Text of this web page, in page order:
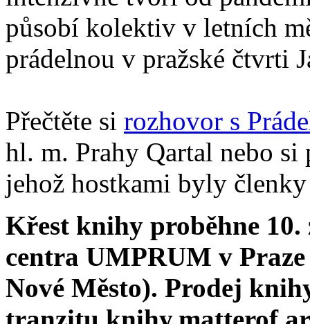
působí kolektiv v letních
prádelnou v pražské čtvrti
Přečtěte si rozhovor s
hl. m. Prahy Qartal nebo
jehož hostkami byly
Křest knihy proběhne
centra UMPRUM v
Nové Město). Prodej